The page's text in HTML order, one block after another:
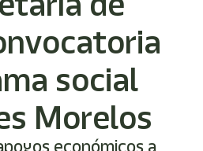
social
Morelos